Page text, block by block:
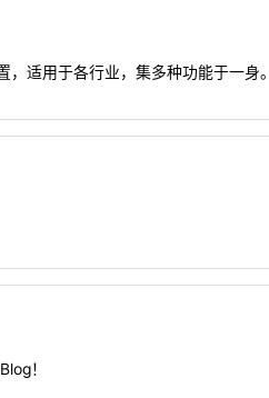
适用于各行业，集多种功能于一身。
！